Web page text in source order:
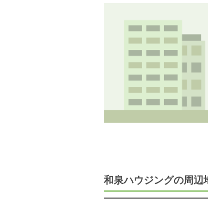
和泉ハウジングの周辺